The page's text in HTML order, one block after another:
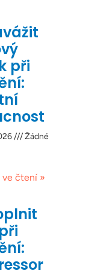
při
Žádné
ve čtení »